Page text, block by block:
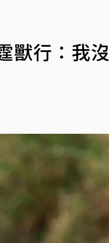
獸行：我